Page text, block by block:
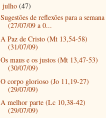
julho (47)
Sugestões de reflexões para a semana
(27/07/09 a 0...
A Paz de Cristo (Mt 13,54-58)
(31/07/09)
Os maus e os justos (Mt 13,47-53)
(30/07/09)
O corpo glorioso (Jo 11,19-27)
(29/07/09)
A melhor parte (Lc 10,38-42)
(29/07/09)